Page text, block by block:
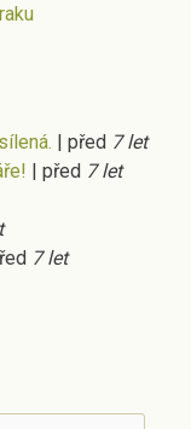
| před 7 let
| před 7 let
7 let